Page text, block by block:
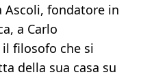
Ascoli, fondatore in
a Carlo
il filosofo che si
della sua casa su